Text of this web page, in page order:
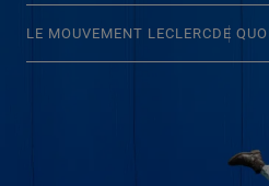
LE MOUVEMENT LECLERCDE